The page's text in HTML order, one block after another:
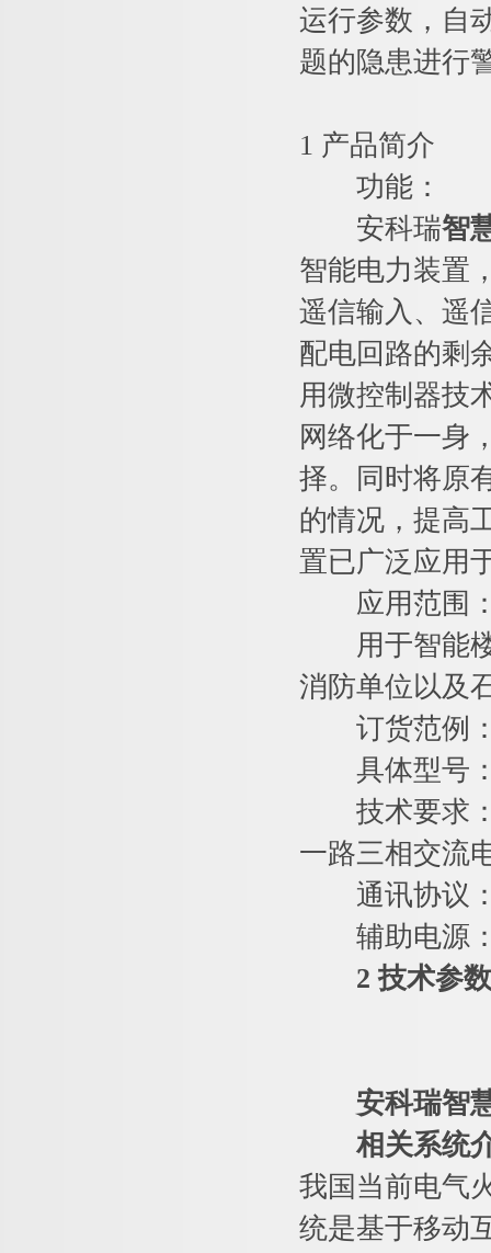
运行参数，自
题的隐患进行
1 产品简介
功能：
安科瑞智
智能电力装置
遥信输入、遥
配电回路的剩
用微控制器技
网络化于一身
择。同时将原
的情况，提高
置已广泛应用
应用范围
用于智能楼
消防单位以及
订货范例
具体型号：
技术要求：
一路三相交流
通讯协议：
辅助电源：
2 技术参数
安科瑞智
相关系统
我国当前电气
统是基于移动